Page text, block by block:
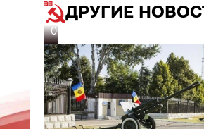
ДРУГИЕ
06.08.26